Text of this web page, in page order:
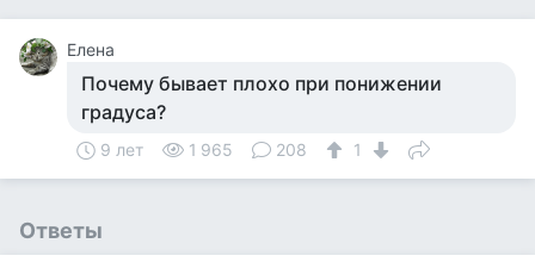
Елена
Почему бывает плохо при понижении
градуса?
9 лет 1 965 208 1
Ответы